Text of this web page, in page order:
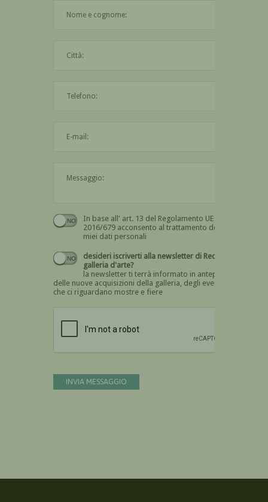
In base all' art. 13 del Regolamento UE n.
2016/679 acconsento al trattamento dei
miei dati personali
Devi dare il consenso
desideri iscriverti alla newsletter di Recta
galleria d'arte?
la newsletter ti terrà informato in anteprima
delle nuove acquisizioni della galleria, degli eventi
che ci riguardano mostre e fiere
INVIA MESSAGGIO